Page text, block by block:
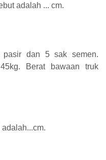
adalah ... cm.
pasir dan 5 sak semen.
Berat bawaan truk